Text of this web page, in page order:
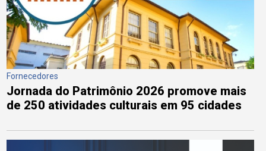
Fornecedores
Jornada do Patrimônio 2026 promove mais
de 250 atividades culturais em 95 cidades